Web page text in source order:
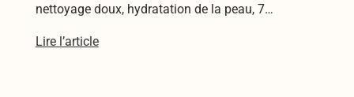
nettoyage doux, hydratation de la peau, 7…
Lire l’article